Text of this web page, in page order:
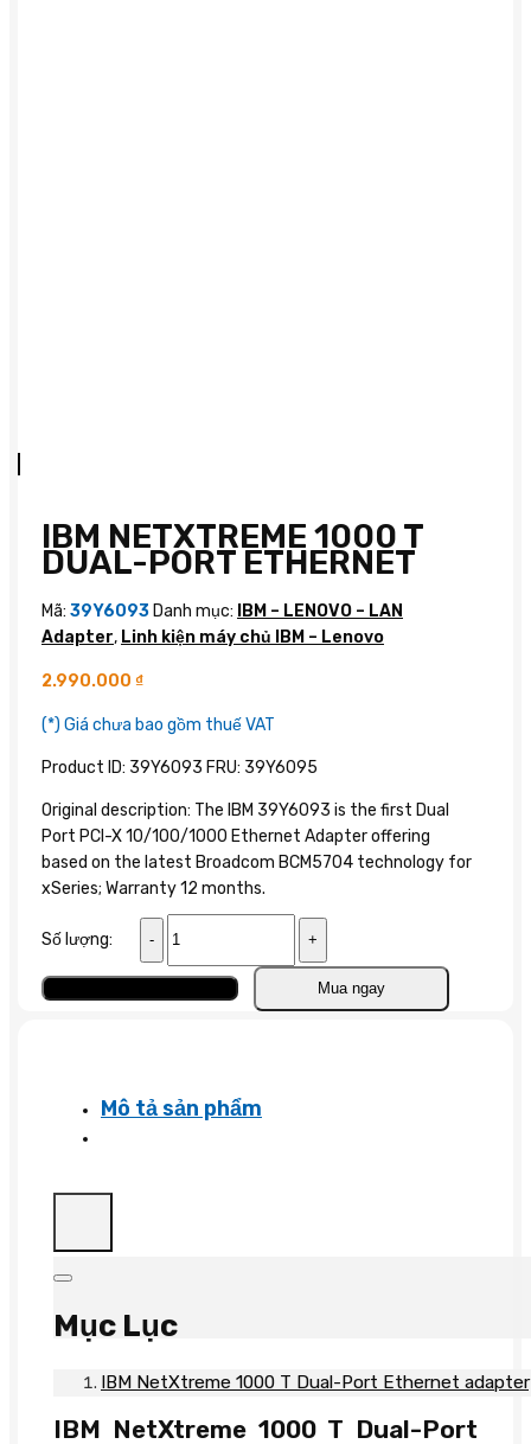
IBM NETXTREME 1000 T
DUAL-PORT ETHERNET
Mã: 39Y6093 Danh mục:
IBM – LENOVO – LAN
Adapter, Linh kiện máy chủ IBM – Lenovo
2.990.000 ₫
(*) Giá chưa bao gồm thuế VAT
Product ID: 39Y6093 FRU: 39Y6095
Original description: The IBM 39Y6093 is the first Dual
Port PCI-X 10/100/1000 Ethernet Adapter offering
based on the latest Broadcom BCM5704 technology for
xSeries; Warranty 12 months.
Số lượng:
NetXtreme
1000
T
số
Mua ngay
Mô tả sản phẩm
Mục Lục
IBM NetXtreme 1000 T Dual-Port Ethernet
IBM NetXtreme 1000 T Dual-Port